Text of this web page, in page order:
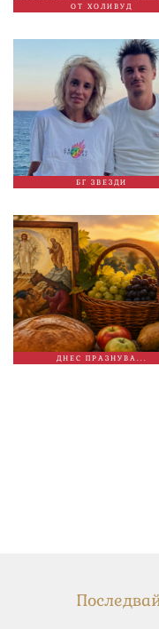
ОТ ХОЛИВУД
БГ ЗВЕЗДИ
ДНЕС ПРАЗНУВА...